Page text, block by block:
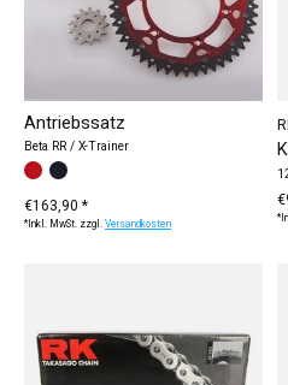
Antriebssatz
Beta RR / X-Trainer
Farbe:
rot schwarz
€163,90 *
*Inkl. MwSt. zzgl.Versandkosten